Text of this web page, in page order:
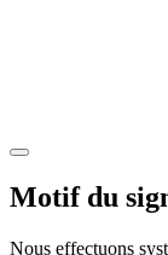
Motif du
Nous effectuons